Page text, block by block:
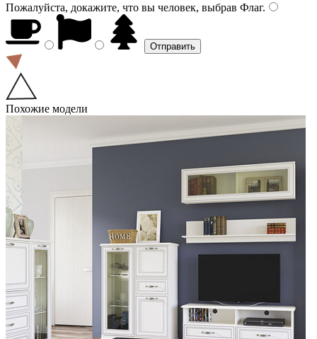
Пожалуйста, докажите, что вы человек, выбрав Флаг.
Похожие модели